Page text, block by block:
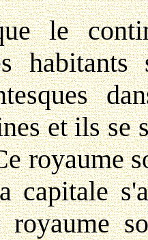
et ils se
royaume
capitale
royaume